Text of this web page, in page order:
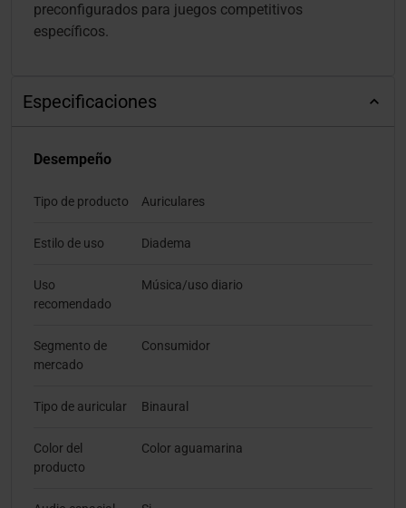
preconfigurados para juegos competitivos
específicos.
Especificaciones
Desempeño
Tipo de producto Auriculares
Estilo de uso Diadema
Uso
recomendado
Música/uso diario
Segmento de
mercado
Consumidor
Tipo de auricular Binaural
Color del
producto
Color aguamarina